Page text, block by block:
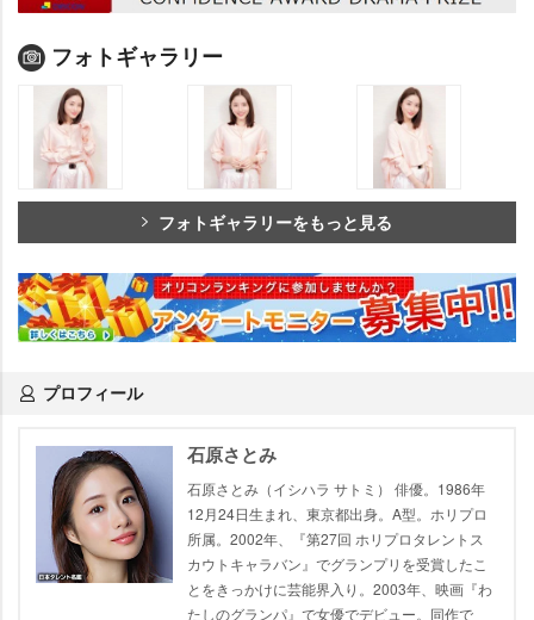
フォトギャラリー
フォトギャラリーをもっと見る
プロフィール
石原さとみ
石原さとみ（イシハラ サトミ） 俳優。1986年
12月24日生まれ、東京都出身。A型。ホリプロ
所属。2002年、『第27回 ホリプロタレントス
カウトキャラバン』でグランプリを受賞したこ
とをきっかけに芸能界入り。2003年、映画『わ
たしのグランパ』で女優でデビュー。同作で